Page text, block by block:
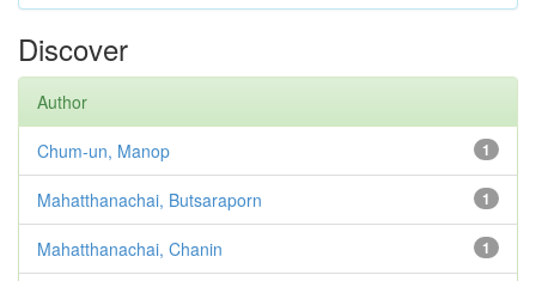
Discover
Author
1
Chum-un, Manop
1
Mahatthanachai, Butsaraporn
1
Mahatthanachai, Chanin